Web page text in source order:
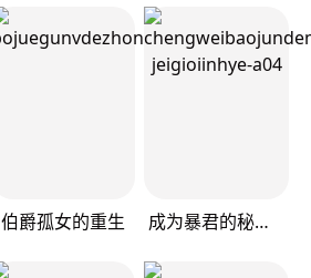
伯爵孤女的重生 成为暴君的秘书官